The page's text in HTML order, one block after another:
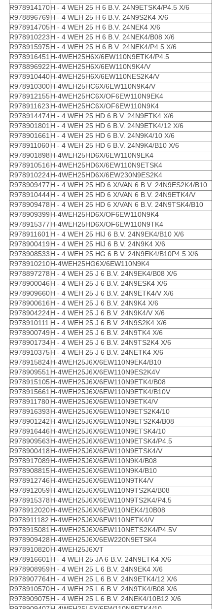
R978914170H - 4 WEH 25 H 6 B.V. 24N9ETSK4/P4.5 X/6
R978896769H - 4 WEH 25 H 6 B.V. 24N9S2K4 X/6
R978914705H - 4 WEH 25 H 6 B.V. 24NEK4 X/6
R978910223H - 4 WEH 25 H 6 B.V. 24NEK4/B08 X/6
R978915975H - 4 WEH 25 H 6 B.V. 24NEK4/P4.5 X/6
R978916451H-4WEH25H6X/6EW110N9ETK4/P4.5
R978896922H-4WEH25H6X/6EW110N9K4/V
R978910440H-4WEH25H6X/6EW110NES2K4/V
R978910300H-4WEH25HC6X/6EW110N9K4/V
R978912155H-4WEH25HC6X/OF6EW110N9EK4
R978911623 H-4WEH25HC6X/OF6EW110N9K4
R978914474H - 4 WEH 25 HD 6 B.V. 24N9ETK4 X/6
R978901801H - 4 WEH 25 HD 6 B.V. 24N9ETK4/12 X/6
R978901661H - 4 WEH 25 HD 6 B.V. 24N9K4/10 X/6
R978911060H - 4 WEH 25 HD 6 B.V. 24N9K4/B10 X/6
R978901898H-4WEH25HD6X/6EW110N9EK4
R978910516H-4WEH25HD6X/6EW110N9ETSK4
R978910224H-4WEH25HD6X/6EW230N9ES2K4
R978909477H - 4 WEH 25 HD 6 X/VAN 6 B.V. 24N9ES2K4/B10
R978910444H - 4 WEH 25 HD 6 X/VAN 6 B.V. 24N9ETK4/V
R978909478H - 4 WEH 25 HD 6 X/VAN 6 B.V. 24N9TSK4/B10
R978909399H-4WEH25HD6X/OF6EW110N9K4
R978915377H-4WEH25HD6X/OF6EW110N9TK4
R978911601 H - 4 WEH 25 HIJ 6 B.V. 24N9EK4/B10 X/6
R978900419H - 4 WEH 25 HIJ 6 B.V. 24N9K4 X/6
R978908533H - 4 WEH 25 HG 6 B.V. 24N9EK4/B10P4.5 X/6
R978910210H-4WEH25HG6X/6EW110N9K4
R978897278H - 4 WEH 25 J 6 B.V. 24N9EK4/B08 X/6
R978900046H - 4 WEH 25 J 6 B.V. 24N9ESK4 X/6
R978909660H - 4 WEH 25 J 6 B.V. 24N9ETK4/V X/6
R978900616H - 4 WEH 25 J 6 B.V. 24N9K4 X/6
R978904224H - 4 WEH 25 J 6 B.V. 24N9K4/V X/6
R978910111 H - 4 WEH 25 J 6 B.V. 24N9S2K4 X/6
R978900749H - 4 WEH 25 J 6 B.V. 24N9TK4 X/6
R978901734H - 4 WEH 25 J 6 B.V. 24N9TS2K4 X/6
R978910375H - 4 WEH 25 J 6 B.V. 24NETK4 X/6
R978915824H-4WEH25J6X/6EW110N9EK4/B10
R978909551H-4WEH25J6X/6EW110N9ES2K4V
R978915105H-4WEH25J6X/6EW110N9ETK4/B08
R978915661H-4WEH25J6X/6EW110N9ETK4/B10V
R978911780H-4WEH25J6X/6EW110N9ETK4/V
R978916393H-4WEH25J6X/6EW110N9ETS2K4/10
R978901242H-4WEH25J6X/6EW110N9ETS2K4/B08
R978916446H-4WEH25J6X/6EW110N9ETSK4/10
R978909563H-4WEH25J6X/6EW110N9ETSK4/P4.5
R978900418H-4WEH25J6X/6EW110N9ETSK4/V
R978917089H-4WEH25J6X/6EW110N9K4/B08
R978908815H-4WEH25J6X/6EW110N9K4/B10
R978912746H-4WEH25J6X/6EW110N9TK4/V
R978912059H-4WEH25J6X/6EW110N9TS2K4/B08
R978915378H-4WEH25J6X/6EW110N9TS2K4/P4.5
R978912020H-4WEH25J6X/6EW110NEK4/10B08
R978911182 H-4WEH25J6X/6EW110NETK4/V
R978915081H-4WEH25J6X/6EW110NETS2K4/P4.5V
R978909428H-4WEH25J6X/6EW220N9ETSK4
R978910820H-4WEH25J6X/T
R978916601H - 4 WEH 25 JA 6 B.V. 24N9ETK4 X/6
R978908959H - 4 WEH 25 L 6 B.V. 24N9EK4 X/6
R978907764H - 4 WEH 25 L 6 B.V. 24N9ETK4/12 X/6
R978910570H - 4 WEH 25 L 6 B.V. 24N9TK4/B08 X/6
R978909075H - 4 WEH 25 L 6 B.V. 24NEK4/10B12 X/6